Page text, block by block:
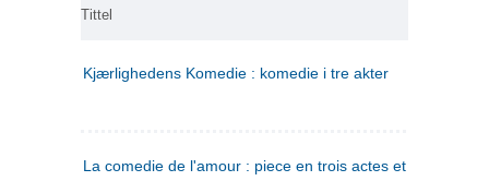
Tittel
Kjærlighedens Komedie : komedie i tre akter
La comedie de l'amour : piece en trois actes et en vers